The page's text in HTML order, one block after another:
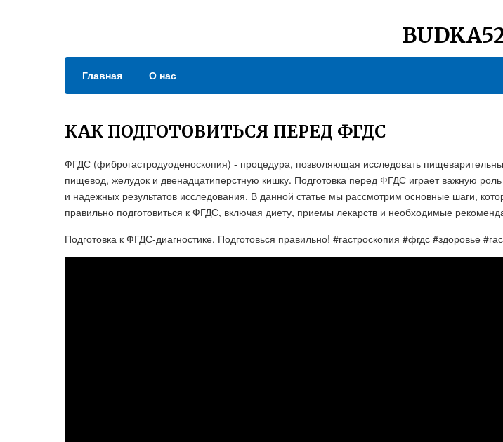
Главная О нас
КАК ПОДГОТОВИТЬСЯ ПЕРЕД ФГДС
ФГДС (фиброгастродуоденоскопия) - процедура, позволяющая исследовать
пищевод, желудок и двенадцатиперстную кишку. Подготовка перед ФГДС играет важную
и надежных результатов исследования. В данной статье мы рассмотрим основные шаги,
правильно подготовиться к ФГДС, включая диету, приемы лекарств и необходимые
Подготовка к ФГДС-диагностике. Подготовься правильно! #гастроскопия #фгдс #здоровье